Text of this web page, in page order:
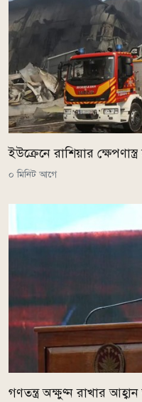
ইউক্রেনে রাশিয়ার
০ মিনিট আগে
গণতন্ত্র অক্ষুণ্ন রাখার আহ্বান